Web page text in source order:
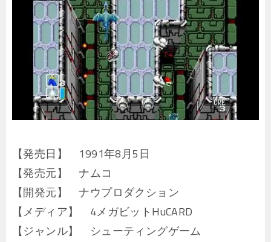
【発売日】 1991年8月5日
【発売元】 ナムコ
【開発元】 ナウプロダクション
【メディア】 4メガビットHuCARD
【ジャンル】 シューティングゲーム